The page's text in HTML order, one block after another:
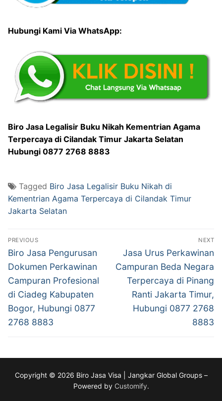
Hubungi Kami Via WhatsApp:
Biro Jasa Legalisir Buku Nikah Kementrian Agama
Terpercaya di Cilandak Timur Jakarta Selatan
Hubungi 0877 2768 8883
Tagged Biro Jasa Legalisir Buku Nikah di
Kementrian Agama Terpercaya di Cilandak Timur
Jakarta Selatan
Post
navigation
PREVIOUS
Previous
post:
Biro Jasa Pengurusan
Dokumen Perkawinan
Campuran Profesional
di Ciadeg Kabupaten
Bogor, Hubungi 0877
2768 8883
NEXT
Next
post:
Jasa Urus Perkawinan
Campuran Beda Negara
Terpercaya di Pinang
Ranti Jakarta Timur,
Hubungi 0877 2768
8883
Copyright © 2026 Biro Jasa Visa | Jangkar Global Groups –
Powered by Customify.